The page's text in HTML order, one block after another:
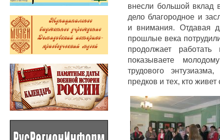
внесли большой вклад
дело благородное и
и внимания. Отдавая
прошлые века
продолжает
показываете
трудового
предков и тех, кто